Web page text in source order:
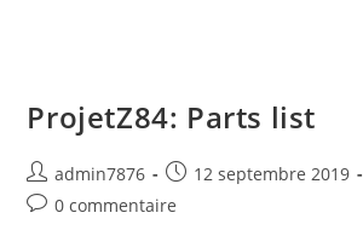
ProjetZ84: Parts list
Auteur/autrice
de
admin7876
Publication
publiée :
12 septembre 2019
Commentaires
0 commentaire